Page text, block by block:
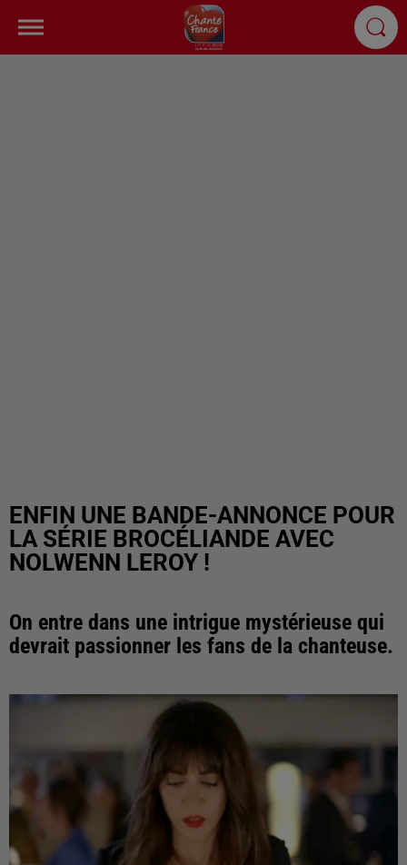
ENFIN UNE BANDE-ANNONCE POUR
LA SÉRIE BROCÉLIANDE AVEC
NOLWENN LEROY !
On entre dans une intrigue mystérieuse qui
devrait passionner les fans de la chanteuse.